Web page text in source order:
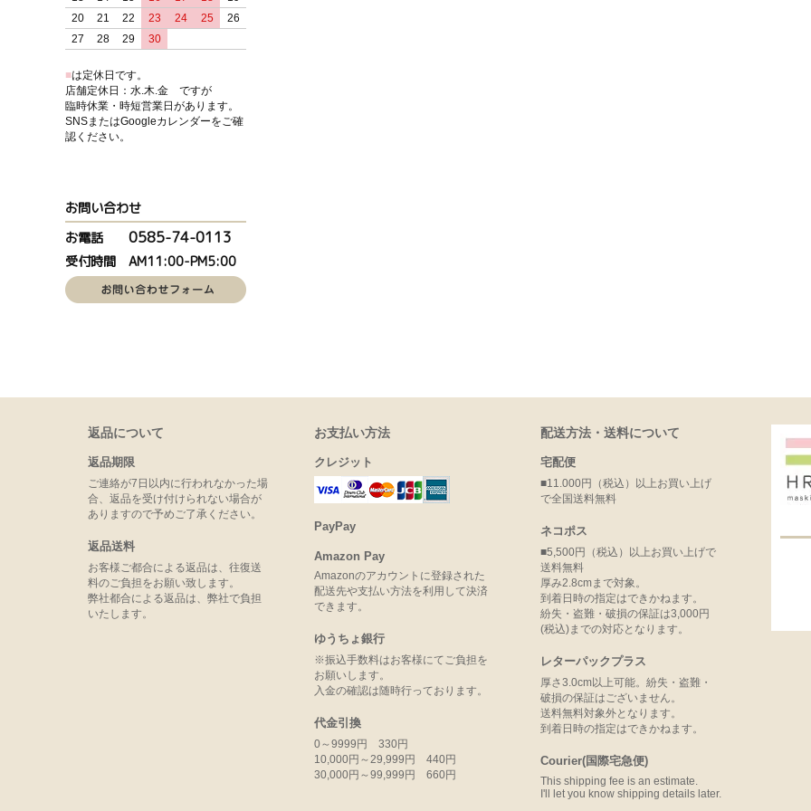
20
21 22 23 24 25
26
27
28 29 30
■は定休日です。
店舗定休日：水.木.金 ですが
臨時休業・時短営業日があります。
SNSまたはGoogleカレンダーをご確
認ください。
お問い合わせ
お電話 0585-74-0113
受付時間 AM11:00-PM5:00
返品について
返品期限
ご連絡が7日以内に行われなかった場
合、返品を受け付けられない場合が
ありますので予めご了承ください。
返品送料
お客様ご都合による返品は、往復送
料のご負担をお願い致します。
弊社都合による返品は、弊社で負担
いたします。
お支払い方法
クレジット
PayPay
Amazon Pay
Amazonのアカウントに登録された
配送先や支払い方法を利用して決済
できます。
ゆうちょ銀行
※振込手数料はお客様にてご負担を
お願いします。
入金の確認は随時行っております。
代金引換
0～9999円 330円
10,000円～29,999円 440円
30,000円～99,999円 660円
配送方法・送料について
宅配便
■11.000円（税込）以上お買い上げ
で全国送料無料
ネコポス
■5,500円（税込）以上お買い上げで
送料無料
厚み2.8cmまで対象。
到着日時の指定はできかねます。
紛失・盗難・破損の保証は3,000円
(税込)までの対応となります。
レターパックプラス
厚さ3.0cm以上可能。紛失・盗難・
破損の保証はございません。
送料無料対象外となります。
到着日時の指定はできかねます。
Courier(国際宅急便)
This shipping fee is an estimate.
I'll let you know shipping details later.